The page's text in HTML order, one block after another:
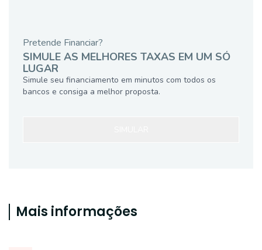
Pretende Financiar?
SIMULE AS MELHORES TAXAS EM UM SÓ
LUGAR
Simule seu financiamento em minutos com todos os
bancos e consiga a melhor proposta.
Mais informações